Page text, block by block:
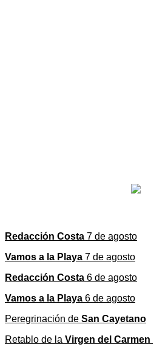
Redacción Costa 7 de agosto
Vamos a la Playa 7 de agosto
Redacción Costa 6 de agosto
Vamos a la Playa 6 de agosto
Peregrinación de San Cayetano
Retablo de la Virgen del Carmen